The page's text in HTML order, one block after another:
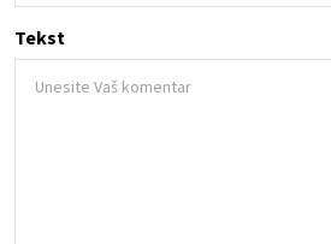
Tekst